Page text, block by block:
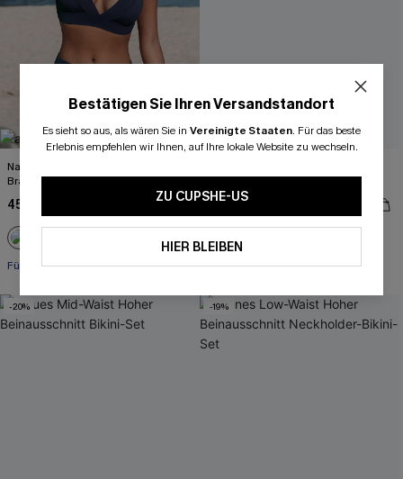
Navy High Waist Verstellbare Träger
Bralette-Bikini-Set
45,00 €
Für kleine Cups
Zebra-Muster
49,00 €
High waist
-20% -19%
Bestätigen Sie Ihren Versandstandort
Es sieht so aus, als wären Sie in Vereinigte Staaten. Für das beste
Erlebnis empfehlen wir Ihnen, auf Ihre lokale Website zu wechseln.
ZU CUPSHE-US
HIER BLEIBEN